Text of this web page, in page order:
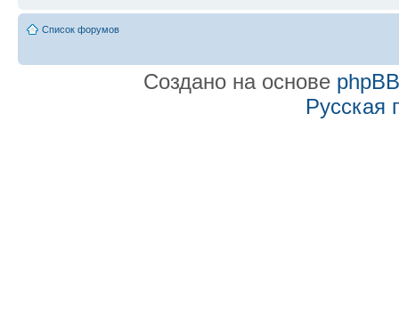
Список форумов
Создано на основе phpBB
Русская